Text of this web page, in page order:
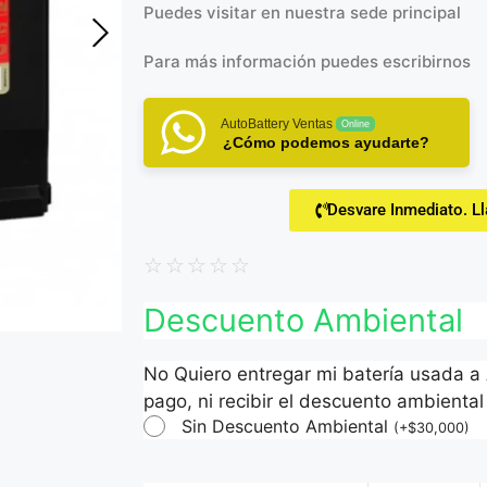
Puedes visitar en nuestra sede principal
Para más información puedes escribirnos
AutoBattery Ventas Online
¿Cómo podemos ayudarte?
Desvare Inmediato.
☆ ☆ ☆ ☆ ☆
Descuento Ambiental
No Quiero entregar mi batería usada
pago, ni recibir el descuento
Sin Descuento Ambiental (+$30,000)